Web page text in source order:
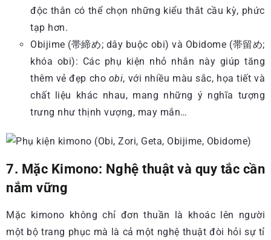
độc thân có thể chọn những kiểu thắt cầu kỳ, phức
tạp hơn.
Obijime (帯締め; dây buộc obi) và Obidome (帯留め;
khóa obi): Các phụ kiện nhỏ nhắn này giúp tăng
thêm vẻ đẹp cho obi, với nhiều màu sắc, họa tiết và
chất liệu khác nhau, mang những ý nghĩa tượng
trưng như thịnh vượng, may mắn…
7. Mặc Kimono: Nghệ thuật và quy tắc cần
nắm vững
Mặc kimono không chỉ đơn thuần là khoác lên người
một bộ trang phục mà là cả một nghệ thuật đòi hỏi sự tỉ